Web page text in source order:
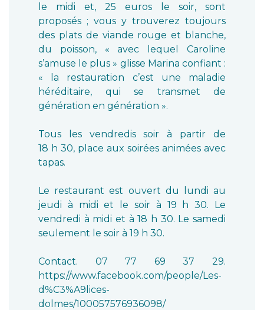
le midi et, 25 euros le soir, sont
proposés ; vous y trouverez toujours
des plats de viande rouge et blanche,
du poisson, « avec lequel Caroline
s’amuse le plus » glisse Marina confiant :
« la restauration c’est une maladie
héréditaire, qui se transmet de
génération en génération ».
Tous les vendredis soir à partir de
18 h 30, place aux soirées animées avec
tapas.
Le restaurant est ouvert du lundi au
jeudi à midi et le soir à 19 h 30. Le
vendredi à midi et à 18 h 30. Le samedi
seulement le soir à 19 h 30.
Contact. 07 77 69 37 29.
https://www.facebook.com/people/Les-
d%C3%A9lices-
dolmes/100057576936098/